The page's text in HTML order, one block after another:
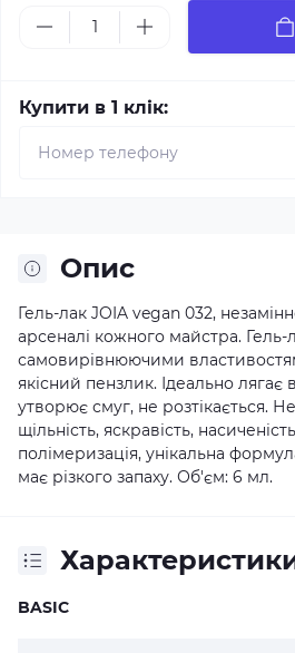
Купити в 1 клік:
Опис
Гель-лак JOIA vegan 032,
арсеналі кожного майстра. Гель-
самовирівнюючими
якісний пензлик. Ідеально
утворює смуг, не розтікається.
щільність, яскравість,
полімеризація, унікальна
має різкого запаху. Об'єм: 6 мл.
BASIC